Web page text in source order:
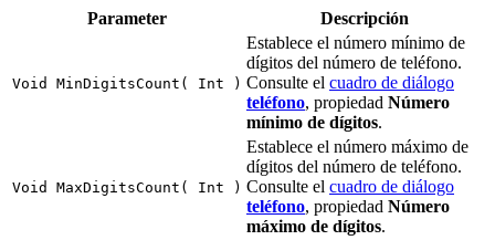
Parameter Descripción
Void MinDigitsCount( Int )
Establece el número mínimo de
dígitos del número de teléfono.
Consulte el cuadro de diálogo
teléfono, propiedad Número
mínimo de dígitos.
Void MaxDigitsCount( Int )
Establece el número máximo de
dígitos del número de teléfono.
Consulte el cuadro de diálogo
teléfono, propiedad Número
máximo de dígitos.